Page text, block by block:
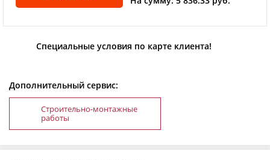
Специальные условия по карте клиента!
Дополнительный сервис:
Строительно-монтажные
работы